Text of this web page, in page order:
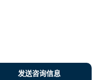
发送咨询信息